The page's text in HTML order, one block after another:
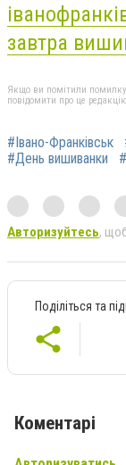
завтра
Якщо ви помітили помилку,
повідомити про це
#Івано-Франківськ
#День вишиванки
Авторизуйтесь,
Поділіться та
Коментарі